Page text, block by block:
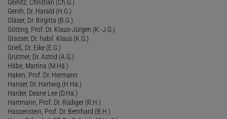
Geinitz, Christian (Ch.G.)
Genth, Dr. Harald (H.G.)
Gläser, Dr. Birgitta (B.G.)
Götting, Prof. Dr. Klaus-Jürgen (K.-J.G.)
Grasser, Dr. habil. Klaus (K.G.)
Grieß, Dr. Eike (E.G.)
Grüttner, Dr. Astrid (A.G.)
Häbe, Martina (M.Hä.)
Haken, Prof. Dr. Hermann
Hanser, Dr. Hartwig (H.Ha.)
Harder, Deane Lee (D.Ha.)
Hartmann, Prof. Dr. Rüdiger (R.H.)
Hassenstein, Prof. Dr. Bernhard (B.H.)